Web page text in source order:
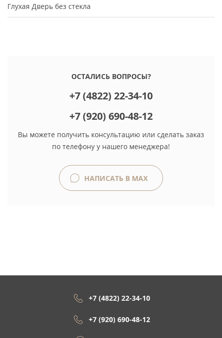
Глухая Дверь без стекла
ОСТАЛИСЬ ВОПРОСЫ?
+7 (4822) 22-34-10
+7 (920) 690-48-12
Вы можете получить консультацию или сделать заказ
по телефону у нашего менеджера!
НАПИСАТЬ В MAX
+7 (4822) 22-34-10
+7 (920) 690-48-12